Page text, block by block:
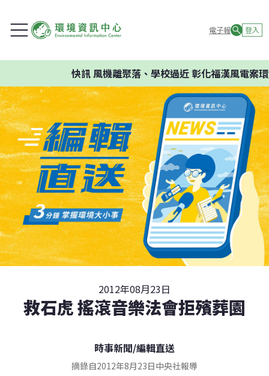
電子報 登入
快訊風機離聚落、學校過近 彰化福漢風電案環
2012年08月23日
救石虎 搖滾音樂法會拒殯葬園
時事新聞/編輯直送
摘錄自2012年8月23日中央社報導